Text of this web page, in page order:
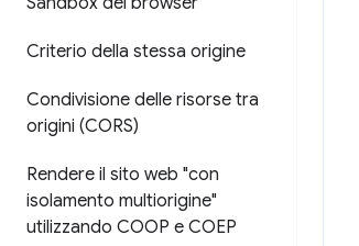
Criterio della stessa origine
Condivisione delle risorse tra
origini (CORS)
Rendere il sito web "con
isolamento multiorigine"
utilizzando COOP e COEP